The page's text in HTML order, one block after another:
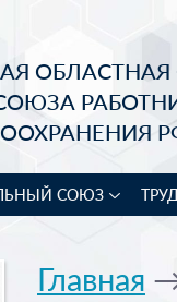
СОЮЗ
Главная